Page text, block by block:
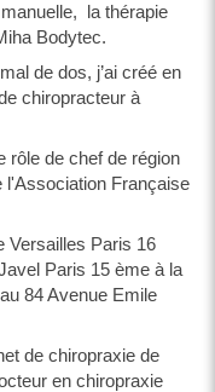
la thérapie
Bodytec.
de dos, j’ai créé en
chiropracteur à
rôle de chef de région
l'Association Française
Versailles Paris 16
Paris 15 ème à la
84 Avenue Emile
de chiropraxie de
en chiropraxie